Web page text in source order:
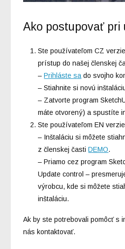
Ako postupovať pri
Ste používateľom CZ
prístup do našej členskej
–Prihláste sado svojho
– Stiahnite si novú
– Zatvorte program
máte otvorený) a spustíte
Ste používateľom EN
– Inštaláciu si môžete
z členskej častiDEMO.
– Priamo cez program
Update control –
výrobcu, kde si môžete
inštaláciu.
Ak by ste potrebovali pomôcť s
nás kontaktovať.